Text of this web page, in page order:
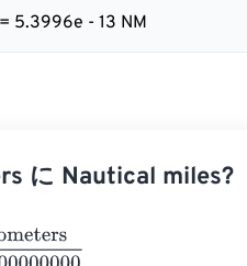
5.3996e - 13 NM
に Nautical miles?
1852000000000